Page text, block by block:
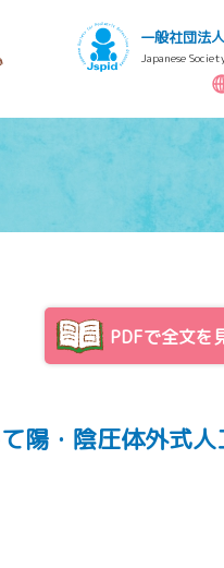
一般社団法人
Japanese
PDFで全文を
・陰圧体外式人